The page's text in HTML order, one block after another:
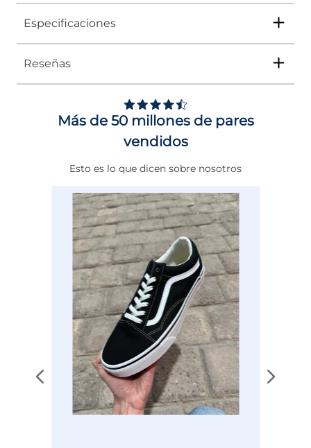
Especificaciones
Tipo
Género Niño
DE 0 A 4 cms
NORMAL
NEGRO
Reseñas
Más de 50 millones de pares
vendidos
Esto es lo que dicen sobre nosotros